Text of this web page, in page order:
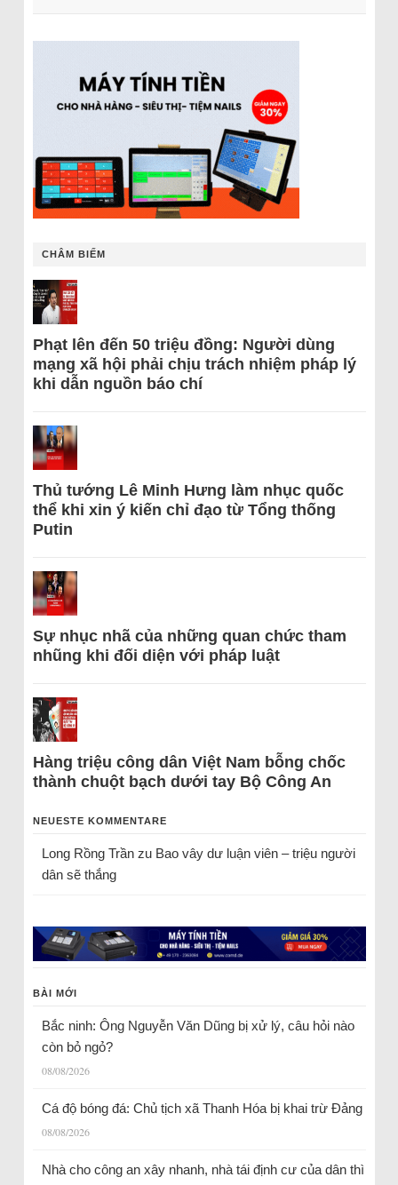
CHÂM BIẾM
Phạt lên đến 50 triệu đồng: Người dùng
mạng xã hội phải chịu trách nhiệm pháp lý
khi dẫn nguồn báo chí
Thủ tướng Lê Minh Hưng làm nhục quốc
thể khi xin ý kiến chỉ đạo từ Tổng thống
Putin
Sự nhục nhã của những quan chức tham
nhũng khi đối diện với pháp luật
Hàng triệu công dân Việt Nam bỗng chốc
thành chuột bạch dưới tay Bộ Công An
NEUESTE KOMMENTARE
Long Rồng Trầnzu Bao vây dư luận viên – triệu người
dân sẽ thắng
BÀI MỚI
Bắc ninh: Ông Nguyễn Văn Dũng bị xử lý, câu hỏi nào
còn bỏ ngỏ?
08/08/2026
Cá độ bóng đá: Chủ tịch xã Thanh Hóa bị khai trừ Đảng
08/08/2026
Nhà cho công an xây nhanh, nhà tái định cư của dân thì